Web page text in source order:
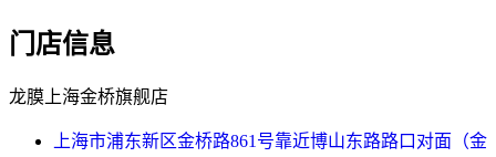
门店信息
龙膜上海金桥旗舰店
上海市浦东新区金桥路861号靠近博山东路路口对面（金